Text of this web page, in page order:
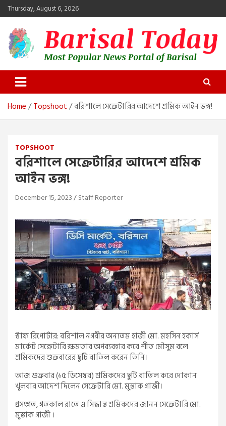
Skip
to
content
Thursday, August 6, 2026
Barisal Today
The Most Popular News Portal in Barisal
Home Topshoot বরিশালে সেক্রেটারির আদেশে শ্রমিক আইন ভঙ্গ!
TOPSHOOT
বরিশালে সেক্রেটারির আদেশে শ্রমিক
আইন ভঙ্গ!
December 15, 2023 Staff Reporter
স্টাফ রিপোর্টার: বরিশাল নগরীর অন্যতম হাজী মো. মহসিন হকার্স
মার্কেট সেক্রেটারি ক্ষমতার অপব্যবহার করে শীত মৌসুম বলে
শ্রমিকদের শুক্রবারের ছুটি বাতিল করেন তিনি।
আজ শুক্রবার (১৫ ডিসেম্বর) শ্রমিকদের ছুটি বাতিল করে দোকান
খুলবার আদেশ দিলেন সেক্রেটারি মো. মুস্তাক গাজী।
প্রসংগত, গতকাল রাতে এ সিদ্ধান্ত শ্রমিকদের জানন সেক্রেটারি মো.
মুস্তাক গাজী ।